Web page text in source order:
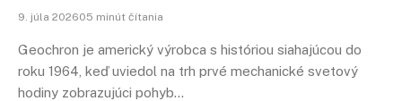
9. júla 202605 minút čítania
Geochron je americký výrobca s históriou siahajúcou do
roku 1964, keď uviedol na trh prvé mechanické svetový
hodiny zobrazujúci pohyb…